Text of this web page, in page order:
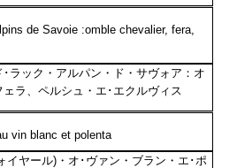
de Savoie :omble chevalier, fera,
ラック・アルパン・ド・サヴォア：オ
ラ、ペルシュ・エ･エクルヴィス
vin blanc et polenta
イヤール)・オ･ヴァン・ブラン・エ･ポ